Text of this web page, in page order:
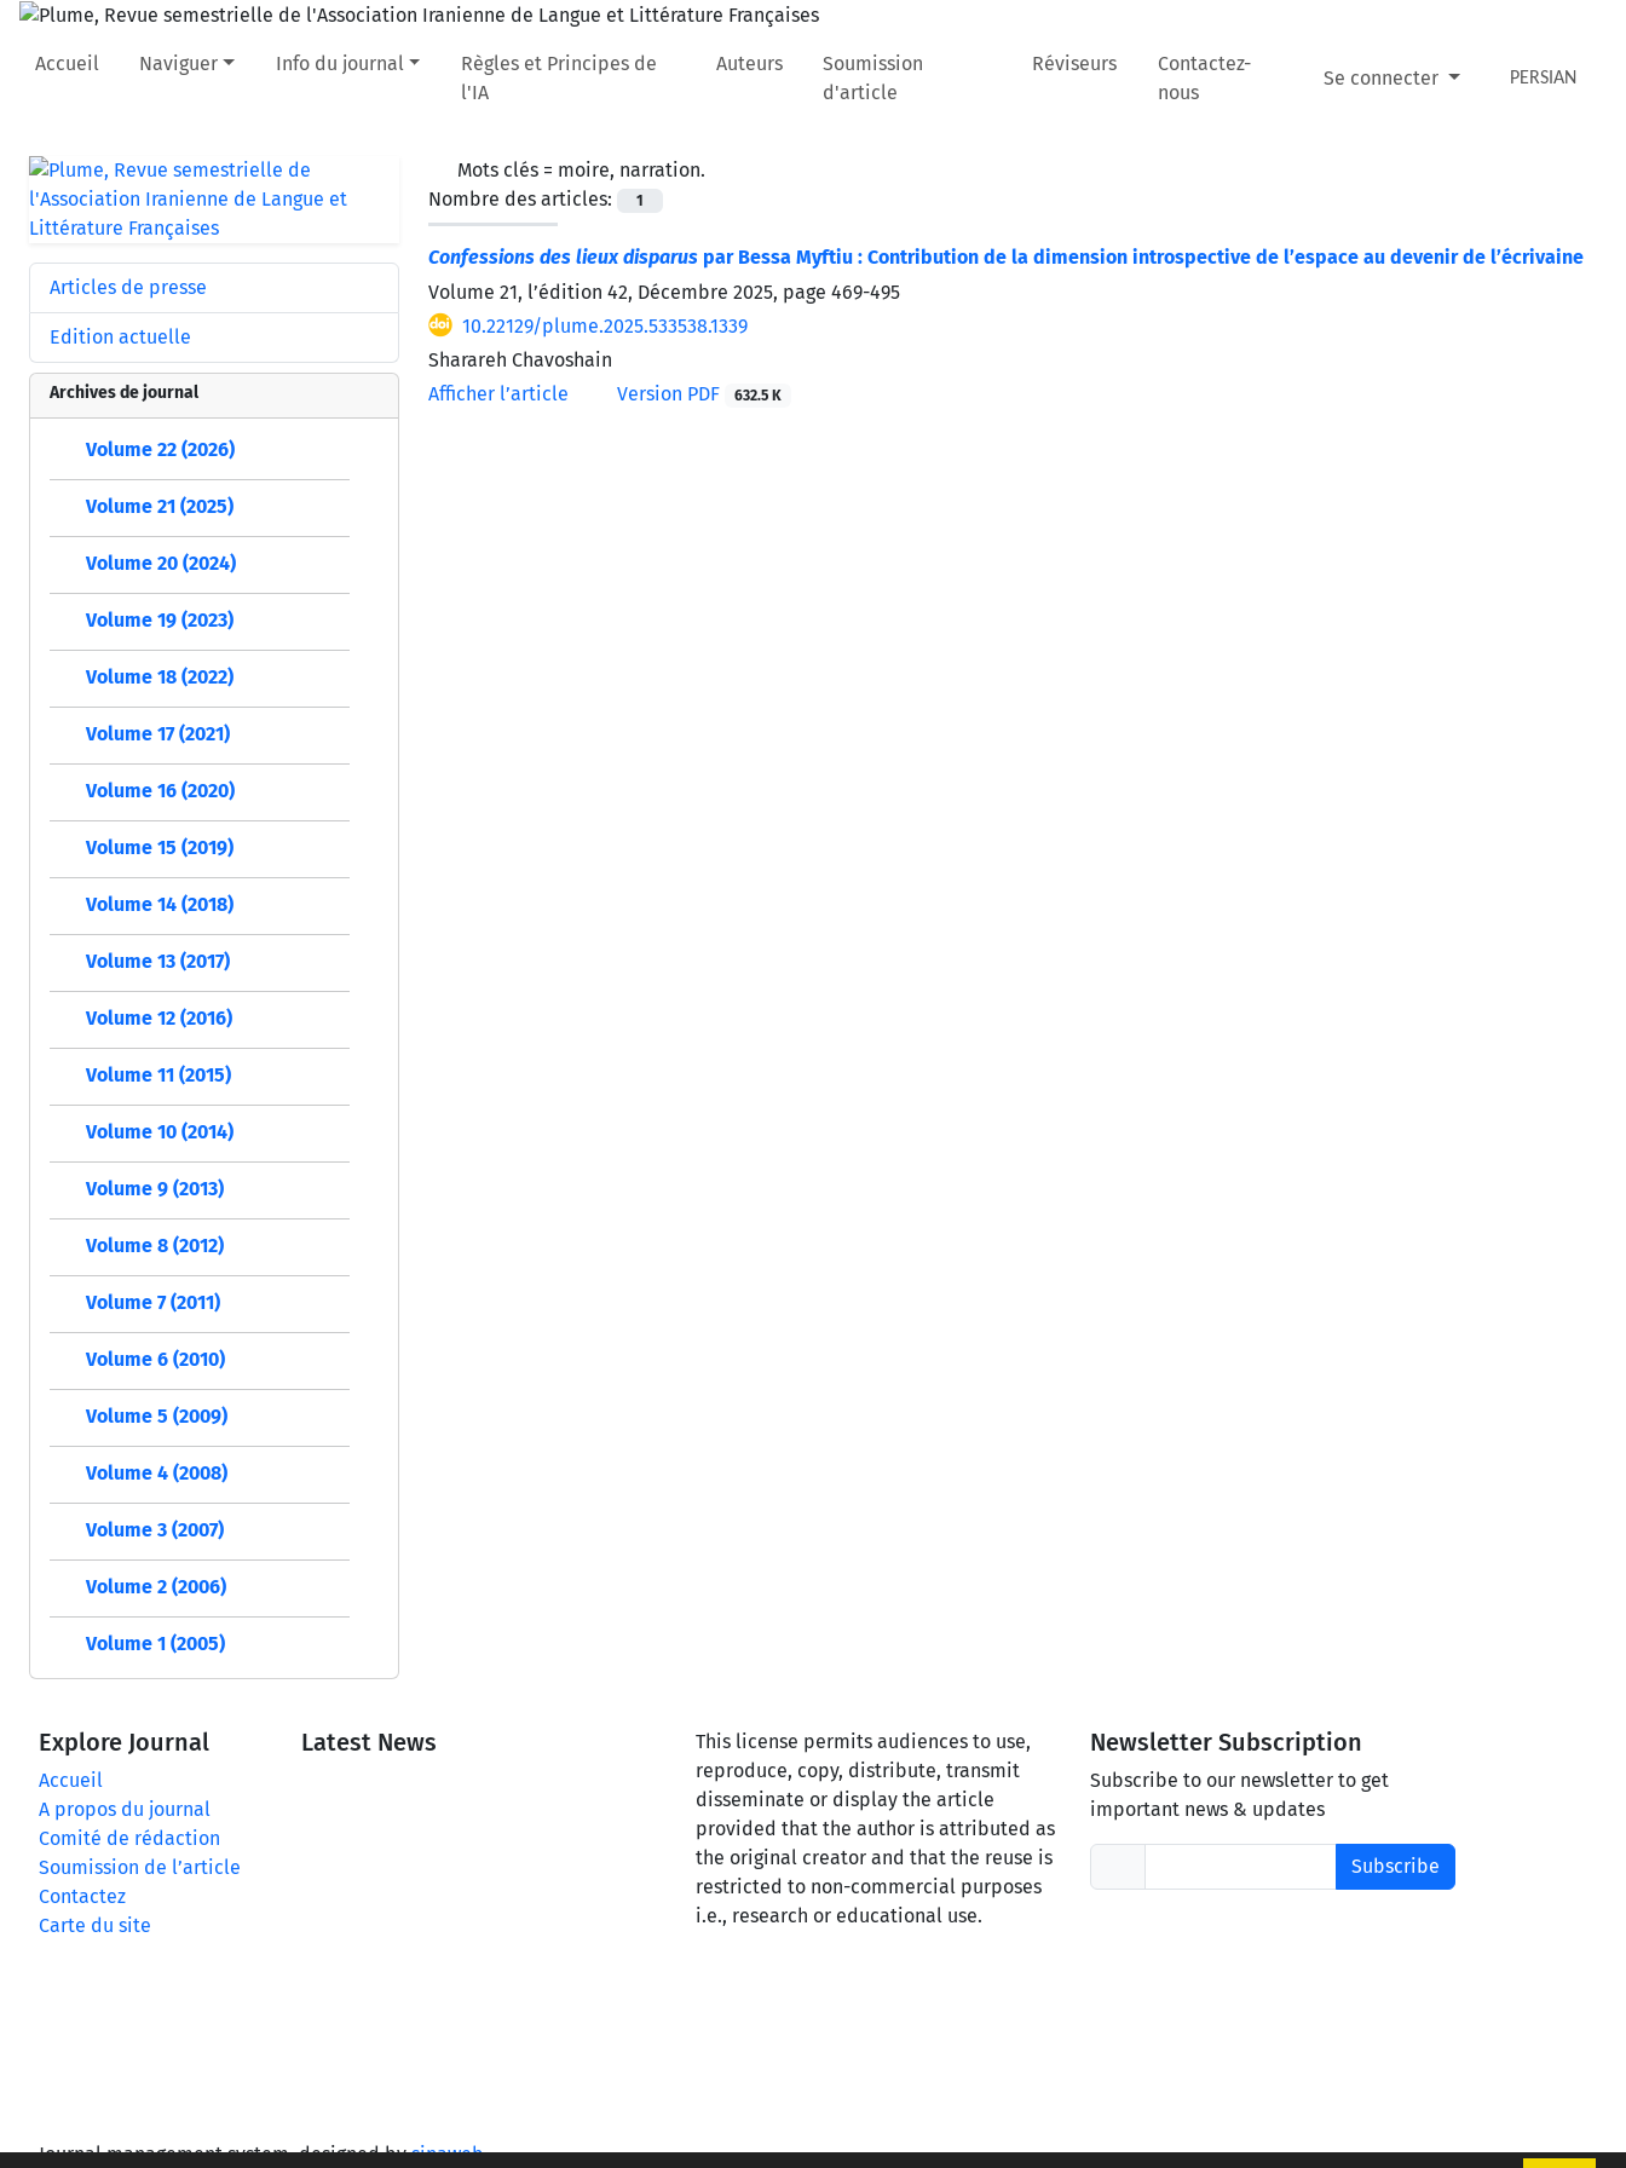
Accueil Naviguer Info du journal
Règles et Principes de
l'IA
Auteurs
Soumission
d'article
Réviseurs
Contactez-
nous
Se connecter PERSIAN
Mots clés = moire, narration.
Nombre des articles:
1
Confessions des lieux disparus par Bessa Myftiu : Contribution de la dimension introspective de l’espace au devenir de l’écrivaine
Volume 21, l’édition 42, Décembre 2025, page 469-495
10.22129/plume.2025.533538.1339
Sharareh Chavoshain
Afficher l’article
Version PDF 632.5 K
Articles de presse
Edition actuelle
Archives de journal
Volume 22 (2026)
Volume 21 (2025)
Volume 20 (2024)
Volume 19 (2023)
Volume 18 (2022)
Volume 17 (2021)
Volume 16 (2020)
Volume 15 (2019)
Volume 14 (2018)
Volume 13 (2017)
Volume 12 (2016)
Volume 11 (2015)
Volume 10 (2014)
Volume 9 (2013)
Volume 8 (2012)
Volume 7 (2011)
Volume 6 (2010)
Volume 5 (2009)
Volume 4 (2008)
Volume 3 (2007)
Volume 2 (2006)
Volume 1 (2005)
Explore Journal
Accueil
A propos du journal
Comité de rédaction
Soumission de l’article
Contactez
Carte du site
Latest News
This license permits audiences to use,
reproduce, copy, distribute, transmit
disseminate or display the article
provided that the author is attributed as
the original creator and that the reuse is
restricted to non-commercial purposes
i.e., research or educational use.
Newsletter Subscription
Subscribe to our newsletter to get
important news & updates
Subscribe
Journal management system.designed bysinaweb